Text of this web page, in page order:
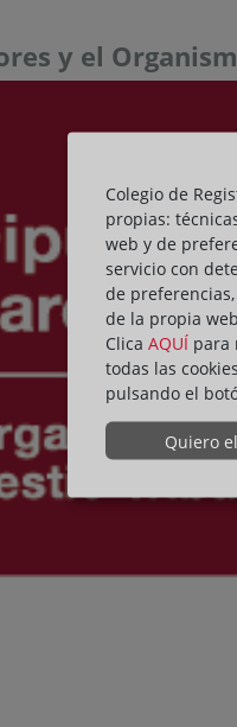
y el
Colegio de
propias:
web y de
servicio con
de
de la propia
Clica AQUÍ para
todas las
pulsando el
Quiero